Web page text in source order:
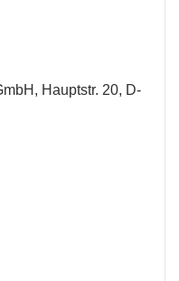
Hauptstr. 20, D-